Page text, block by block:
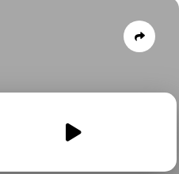
Classe-du-dehors.mp3